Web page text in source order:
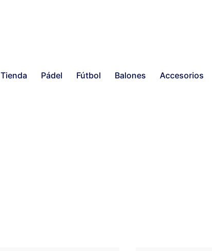
Tienda Pádel Fútbol Balones Accesorios